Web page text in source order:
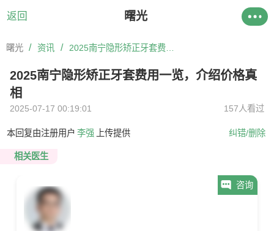
返回 曙光
曙光 / 资讯 /
2025南宁隐形矫正牙套费用一览，介绍价格真
相
2025-07-17 00:19:01 157人看过
本回复由注册用户 李强 上传提供 纠错/删除
相关医生
咨询